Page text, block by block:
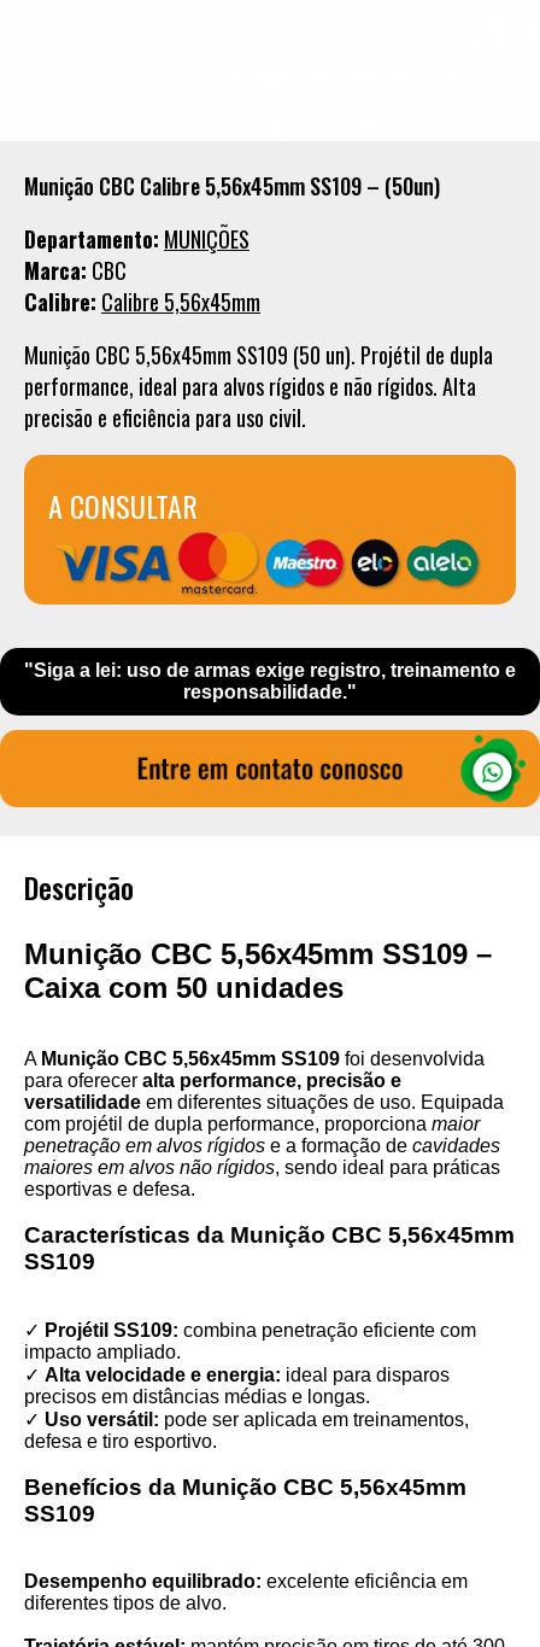
Munição CBC Calibre 5,56x45mm SS109 – (50un)
Departamento: MUNIÇÕES
Marca: CBC
Calibre: Calibre 5,56x45mm
Munição CBC 5,56x45mm SS109 (50 un). Projétil de dupla
performance, ideal para alvos rígidos e não rígidos. Alta
precisão e eficiência para uso civil.
A CONSULTAR
"Siga a lei: uso de armas exige registro, treinamento e
responsabilidade."
Descrição
Munição CBC 5,56x45mm SS109 –
Caixa com 50 unidades
A Munição CBC 5,56x45mm SS109 foi desenvolvida
para oferecer alta performance, precisão e
versatilidade em diferentes situações de uso. Equipada
com projétil de dupla performance, proporciona maior
penetração em alvos rígidos e a formação de cavidades
maiores em alvos não rígidos, sendo ideal para práticas
esportivas e defesa.
Características da Munição CBC 5,56x45mm
SS109
✓ Projétil SS109: combina penetração eficiente com
impacto ampliado.
✓ Alta velocidade e energia: ideal para disparos
precisos em distâncias médias e longas.
✓ Uso versátil: pode ser aplicada em treinamentos,
defesa e tiro esportivo.
Benefícios da Munição CBC 5,56x45mm
SS109
Desempenho equilibrado: excelente eficiência em
diferentes tipos de alvo.